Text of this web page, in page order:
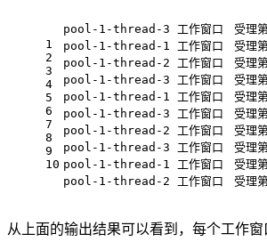
1
2
3
4
5
6
7
8
9
10
从上面的输出结果可以看到，每个工作